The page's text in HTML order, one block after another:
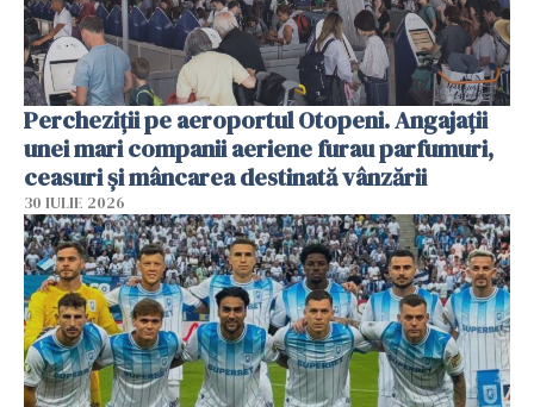
Percheziții pe aeroportul Otopeni. Angajații
unei mari companii aeriene furau parfumuri,
ceasuri și mâncarea destinată vânzării
30 IULIE 2026